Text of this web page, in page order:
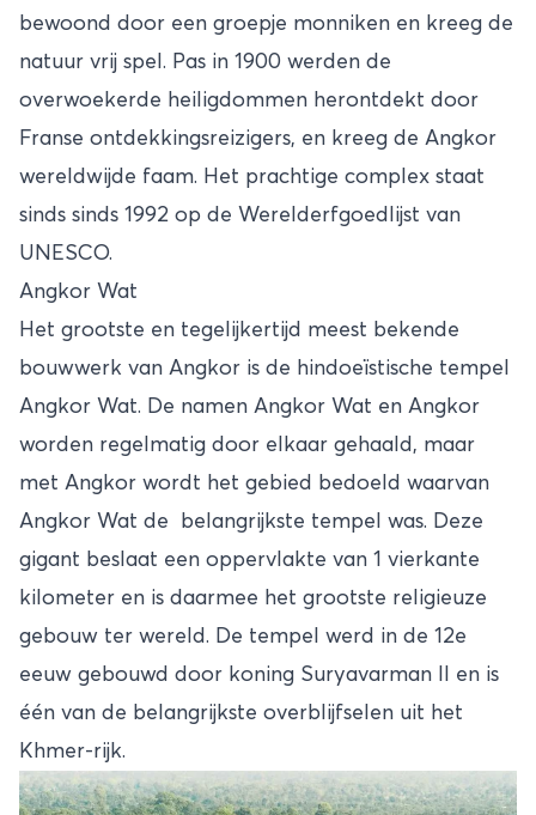
bewoond door een groepje monniken en kreeg de
natuur vrij spel. Pas in 1900 werden de
overwoekerde heiligdommen herontdekt door
Franse ontdekkingsreizigers, en kreeg de Angkor
wereldwijde faam. Het prachtige complex staat
sinds sinds 1992 op de Werelderfgoedlijst van
UNESCO.
Angkor Wat
Het grootste en tegelijkertijd meest bekende
bouwwerk van Angkor is de hindoeïstische tempel
Angkor Wat. De namen Angkor Wat en Angkor
worden regelmatig door elkaar gehaald, maar
met Angkor wordt het gebied bedoeld waarvan
Angkor Wat de belangrijkste tempel was. Deze
gigant beslaat een oppervlakte van 1 vierkante
kilometer en is daarmee het grootste religieuze
gebouw ter wereld. De tempel werd in de 12e
eeuw gebouwd door koning Suryavarman II en is
één van de belangrijkste overblijfselen uit het
Khmer-rijk.